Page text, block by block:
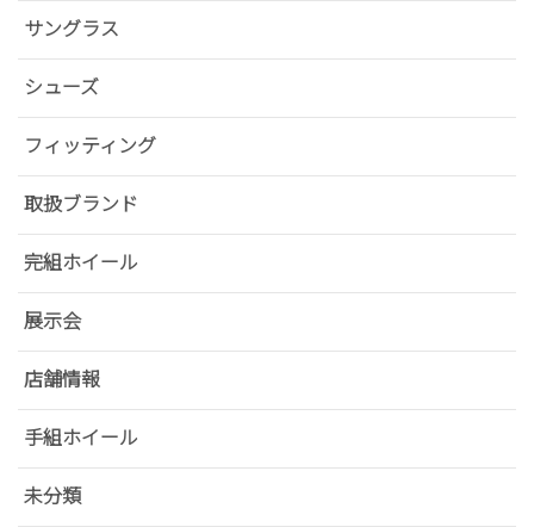
サングラス
シューズ
フィッティング
取扱ブランド
完組ホイール
展示会
店舗情報
手組ホイール
未分類